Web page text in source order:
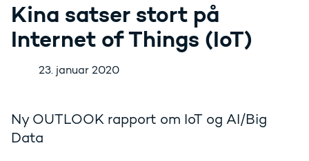
Kina satser stort på
Internet of Things (IoT)
23. januar 2020
Ny OUTLOOK rapport om IoT og AI/Big
Data